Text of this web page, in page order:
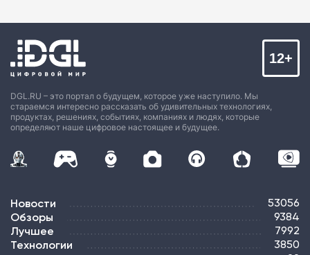
DGL.RU – это портал о будущем, которое уже наступило. Мы
стараемся интересно рассказать об удивительных технологиях,
продуктах, решениях, событиях, компаниях и людях, которые
определяют наше цифровое настоящее и будущее.
12+
Новости 53056
Обзоры 9384
Лучшее 7992
Технологии 3850